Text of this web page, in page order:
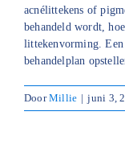
acnélittekens of
behandeld wordt,
littekenvorming.
behandelplan
DoorMillie | juni 3,